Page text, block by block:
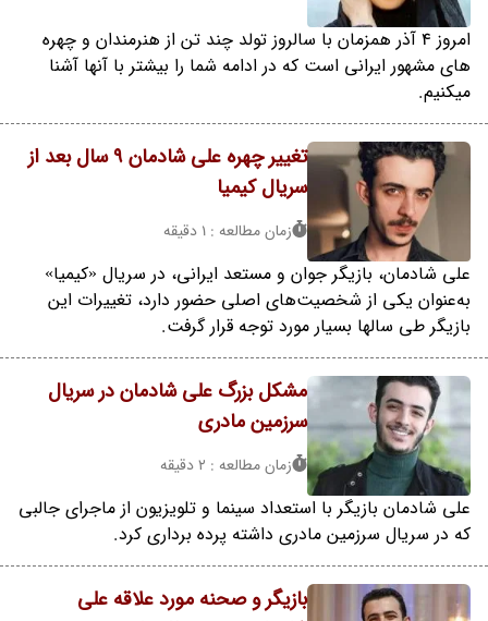
امروز 4 آذر همزمان با سالروز تولد چند تن از هنرمندان و چهره
های مشهور ایرانی است که در ادامه شما را بیشتر با آنها آشنا
میکنیم.
تغییر چهره علی شادمان 9 سال بعد از
سریال کیمیا
زمان مطالعه : 1 دقیقه
علی شادمان، بازیگر جوان و مستعد ایرانی، در سریال «کیمیا»
به‌عنوان یکی از شخصیت‌های اصلی حضور دارد، تغییرات این
بازیگر طی سالها بسیار مورد توجه قرار گرفت.
مشکل بزرگ علی شادمان در سریال
سرزمین مادری
زمان مطالعه : 2 دقیقه
علی شادمان بازیگر با استعداد سینما و تلویزیون از ماجرای جالبی
که در سریال سرزمین مادری داشته پرده برداری کرد.
بازیگر و صحنه مورد علاقه علی